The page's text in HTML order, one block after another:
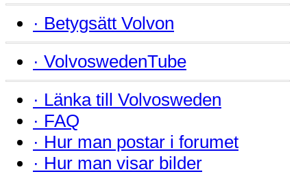
· Betygsätt Volvon
· VolvoswedenTube
· Länka till Volvosweden
· FAQ
· Hur man postar i forumet
· Hur man visar bilder